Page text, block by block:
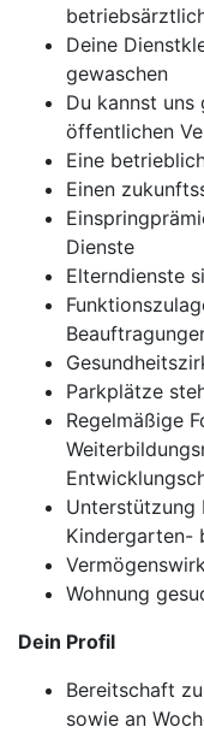
Deine
gewaschen
Du kannst
öffentlichen
Eine
Einen
Dienste
Elterndienste
Parkplätze
Regelmäßige
Unterstützung
Kindergarten-
Wohnung
Dein Profil
Bereitschaft
sowie an